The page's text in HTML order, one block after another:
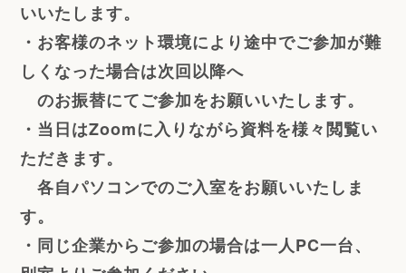
いいたします。
・お客様のネット環境により途中でご参加が難
しくなった場合は次回以降へ
のお振替にてご参加をお願いいたします。
・当日はZoomに入りながら資料を様々閲覧い
ただきます。
各自パソコンでのご入室をお願いいたしま
す。
・同じ企業からご参加の場合は一人PC一台、